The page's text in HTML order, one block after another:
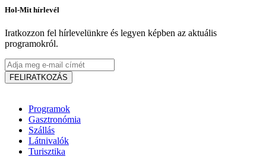
Hol-Mit hírlevél
Iratkozzon fel hírlevelünkre és legyen képben az aktuális
programokról.
FELIRATKOZÁS
Programok
Gasztronómia
Szállás
Látnivalók
Turisztika